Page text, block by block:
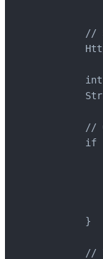
//
//
if
        }
//